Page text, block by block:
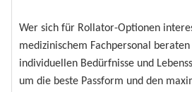
Wer sich für Rollator-Optionen
medizinischem Fachpersonal
individuellen Bedürfnisse und
um die beste Passform und den